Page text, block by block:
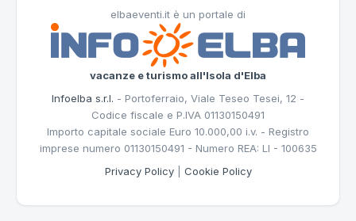
elbaeventi.it è un portale di
vacanze e turismo all'Isola d'Elba
Infoelba s.r.l. - Portoferraio, Viale Teseo Tesei, 12 -
Codice fiscale e P.IVA 01130150491
Importo capitale sociale Euro 10.000,00 i.v. - Registro
imprese numero 01130150491 - Numero REA: LI - 100635
Privacy Policy| Cookie Policy